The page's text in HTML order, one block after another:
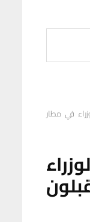
في مطار